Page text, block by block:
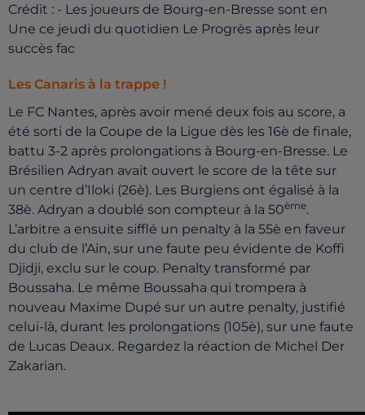
Crédit : - Les joueurs de Bourg-en-Bresse sont en
Une ce jeudi du quotidien Le Progrès après leur
succès fac
Les Canaris à la trappe !
Le FC Nantes, après avoir mené deux fois au score, a
été sorti de la Coupe de la Ligue dès les 16è de finale,
battu 3-2 après prolongations à Bourg-en-Bresse. Le
Brésilien Adryan avait ouvert le score de la tête sur
un centre d’Iloki (26è). Les Burgiens ont égalisé à la
38è. Adryan a doublé son compteur à la 50ème.
L’arbitre a ensuite sifflé un penalty à la 55è en faveur
du club de l’Ain, sur une faute peu évidente de Koffi
Djidji, exclu sur le coup. Penalty transformé par
Boussaha. Le même Boussaha qui trompera à
nouveau Maxime Dupé sur un autre penalty, justifié
celui-là, durant les prolongations (105è), sur une faute
de Lucas Deaux. Regardez la réaction de Michel Der
Zakarian.